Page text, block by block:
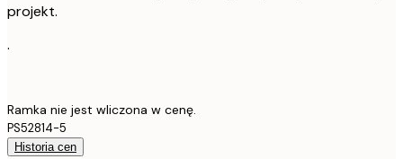
projekt.
.
Ramka nie jest wliczona w cenę.
PS52814-5
Historia cen